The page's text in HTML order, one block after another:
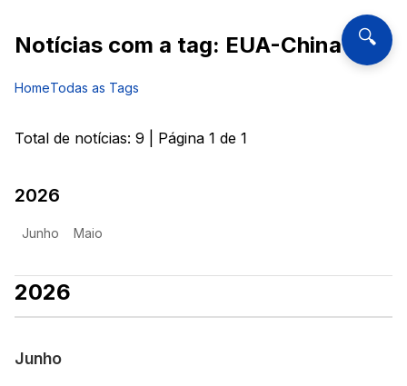
🔍
Notícias com a tag: EUA-China
HomeTodas as Tags
Total de notícias: 9 | Página 1 de 1
2026
Junho Maio
2026
Junho